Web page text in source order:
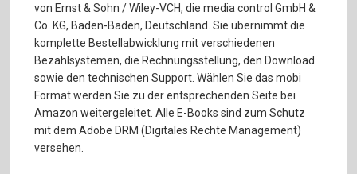
von Ernst & Sohn / Wiley-VCH, die media control GmbH &
Co. KG, Baden-Baden, Deutschland. Sie übernimmt die
komplette Bestellabwicklung mit verschiedenen
Bezahlsystemen, die Rechnungsstellung, den Download
sowie den technischen Support. Wählen Sie das mobi
Format werden Sie zu der entsprechenden Seite bei
Amazon weitergeleitet. Alle E-Books sind zum Schutz
mit dem Adobe DRM (Digitales Rechte Management)
versehen.